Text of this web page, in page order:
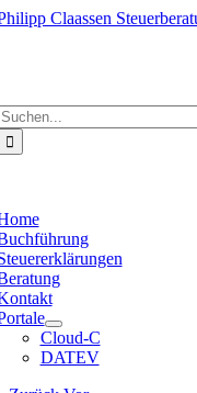
Zum
Cloud-C
DATEV